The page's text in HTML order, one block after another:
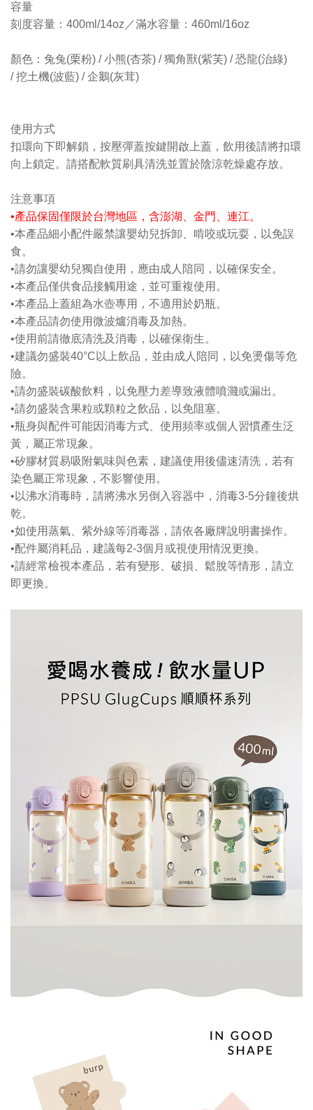
容量
刻度容量：400ml/14oz／滿水容量：460ml/16oz
顏色：兔兔(栗粉) /小熊(杏茶) /獨角獸(紫芙) /恐龍(治綠)
/挖土機(波藍) /企鵝(灰茸)
使用方式
扣環向下即解鎖，按壓彈蓋按鍵開啟上蓋，飲用後請將扣環
向上鎖定。請搭配軟質刷具清洗並置於陰涼乾燥處存放。
注意事項
•產品保固僅限於台灣地區，含澎湖、金門、連江。
•本產品細小配件嚴禁讓嬰幼兒拆卸、啃咬或玩耍，以免誤
食。
•請勿讓嬰幼兒獨自使用，應由成人陪同，以確保安全。
•本產品僅供食品接觸用途，並可重複使用。
•本產品上蓋組為水壺專用，不適用於奶瓶。
•本產品請勿使用微波爐消毒及加熱。
•使用前請徹底清洗及消毒，以確保衛生。
•建議勿盛裝40°C以上飲品，並由成人陪同，以免燙傷等危
險。
•請勿盛裝碳酸飲料，以免壓力差導致液體噴濺或漏出。
•請勿盛裝含果粒或顆粒之飲品，以免阻塞。
•瓶身與配件可能因消毒方式、使用頻率或個人習慣產生泛
黃，屬正常現象。
•矽膠材質易吸附氣味與色素，建議使用後儘速清洗，若有
染色屬正常現象，不影響使用。
•以沸水消毒時，請將沸水另倒入容器中，消毒3-5分鐘後烘
乾。
•如使用蒸氣、紫外線等消毒器，請依各廠牌說明書操作。
•配件屬消耗品，建議每2-3個月或視使用情況更換。
•請經常檢視本產品，若有變形、破損、鬆脫等情形，請立
即更換。